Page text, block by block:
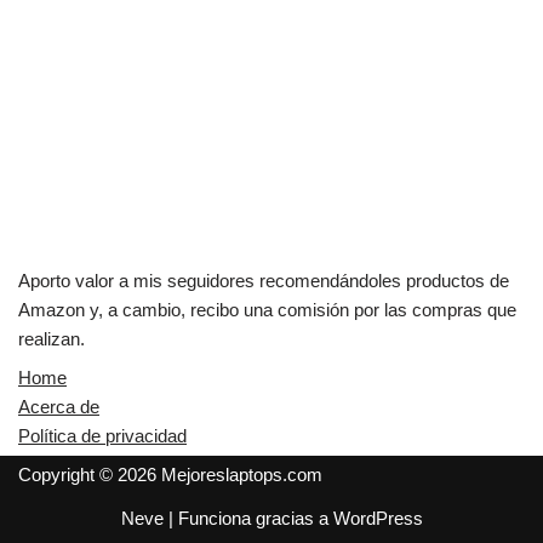
Aporto valor a mis seguidores recomendándoles productos de
Amazon y, a cambio, recibo una comisión por las compras que
realizan.
Home
Acerca de
Política de privacidad
Copyright © 2026 Mejoreslaptops.com
Neve| Funciona gracias a WordPress